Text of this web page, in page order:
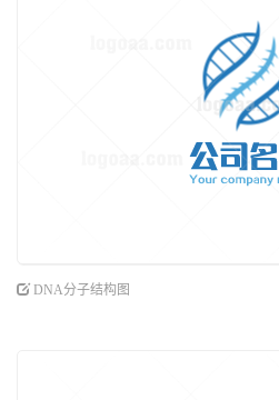
DNA分子结构图